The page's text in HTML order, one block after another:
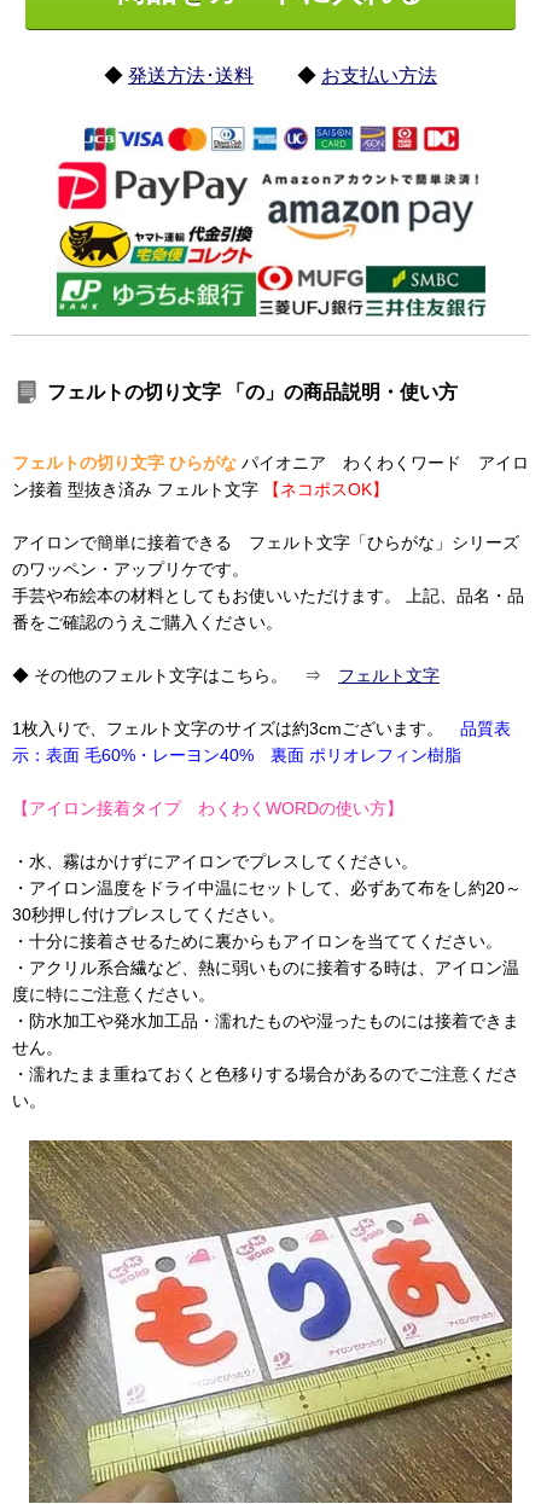
◆ 発送方法･送料 ◆ お支払い方法
フェルトの切り文字 「の」の商品説明・使い方
フェルトの切り文字 ひらがな パイオニア わくわくワード アイロ
ン接着 型抜き済み フェルト文字
【ネコポスOK】
アイロンで簡単に接着できる フェルト文字「ひらがな」シリーズ
のワッペン・アップリケです。
手芸や布絵本の材料としてもお使いいただけます。 上記、品名・品
番をご確認のうえご購入ください。
◆ その他のフェルト文字はこちら。 ⇒ フェルト文字
1枚入りで、フェルト文字のサイズは約3cmございます。 品質表
示：表面 毛60%・レーヨン40% 裏面 ポリオレフィン樹脂
【アイロン接着タイプ わくわくWORDの使い方】
・水、霧はかけずにアイロンでプレスしてください。
・アイロン温度をドライ中温にセットして、必ずあて布をし約20～
30秒押し付けプレスしてください。
・十分に接着させるために裏からもアイロンを当ててください。
・アクリル系合繊など、熱に弱いものに接着する時は、アイロン温
度に特にご注意ください。
・防水加工や発水加工品・濡れたものや湿ったものには接着できま
せん。
・濡れたまま重ねておくと色移りする場合があるのでご注意くださ
い。